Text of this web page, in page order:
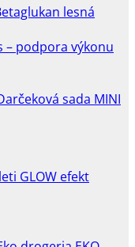
lesná
– podpora výkonu
sada MINI
GLOW efekt